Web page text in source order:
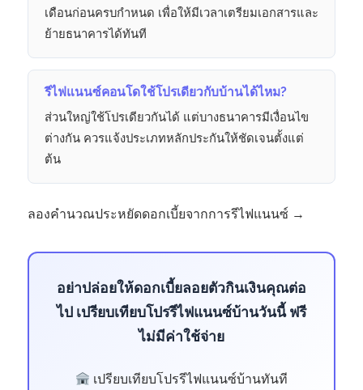
เดือนก่อนครบกำหนด เพื่อให้มีเวลาเตรียมเอกสารและ
ย้ายธนาคารได้ทันที
รีไฟแนนซ์คอนโดใช้โปรเดียวกับบ้านได้ไหม?
ส่วนใหญ่ใช้โปรเดียวกันได้ แต่บางธนาคารมีเงื่อนไข
ต่างกัน ควรแจ้งประเภทหลักประกันให้ชัดเจนตั้งแต่
ต้น
ลองคำนวณประหยัดดอกเบี้ยจากการรีไฟแนนซ์ →
อย่าปล่อยให้ดอกเบี้ยลอยตัวกินเงินคุณต่อ
ไป เปรียบเทียบโปรรีไฟแนนซ์บ้านวันนี้ ฟรี
ไม่มีค่าใช้จ่าย
เปรียบเทียบโปรรีไฟแนนซ์บ้านทันที